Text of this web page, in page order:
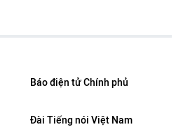
Báo điện tử Chính phủ
Đài Tiếng nói Việt Nam